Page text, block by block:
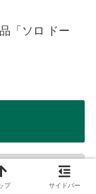
「ソロ ドー
プ サイドバー